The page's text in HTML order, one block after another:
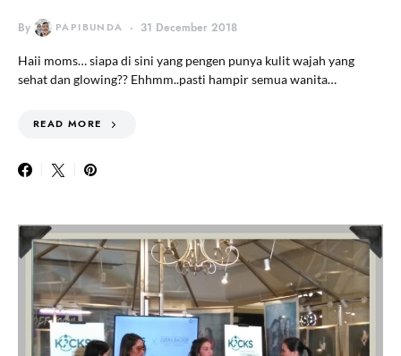
By PAPIBUNDA 31 December 2018
Haii moms… siapa di sini yang pengen punya kulit wajah yang
sehat dan glowing?? Ehhmm..pasti hampir semua wanita…
READ MORE